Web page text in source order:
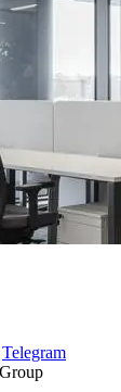
Telegram